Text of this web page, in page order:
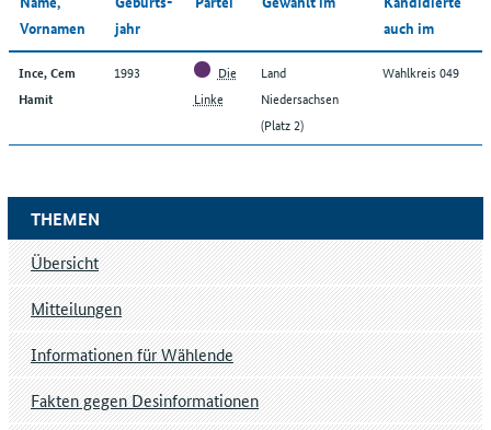
Vornamen
jahr
auch im
Ince, Cem
Hamit
1993
Die
Linke
Land
Niedersachsen
(Platz 2)
Wahlkreis 049
THEMEN
Übersicht
Mitteilungen
Informationen für Wählende
Fakten gegen Desinformationen